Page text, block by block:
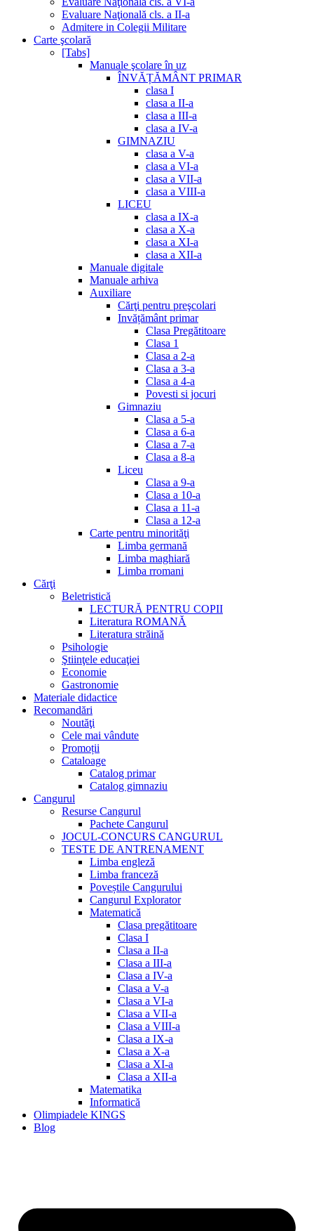
Evaluare Naţională cls. a II-a
Admitere in Colegii Militare
Carte şcolară
[Tabs]
Manuale şcolare în uz
ÎNVĂȚĂMÂNT PRIMAR
clasa I
clasa a II-a
clasa a III-a
clasa a IV-a
GIMNAZIU
clasa a V-a
clasa a VI-a
clasa a VII-a
clasa a VIII-a
LICEU
clasa a IX-a
clasa a X-a
clasa a XI-a
clasa a XII-a
Manuale digitale
Manuale arhiva
Auxiliare
Cărţi pentru preşcolari
Invățământ primar
Clasa Pregătitoare
Clasa 1
Clasa a 2-a
Clasa a 3-a
Clasa a 4-a
Povesti si jocuri
Gimnaziu
Clasa a 5-a
Clasa a 6-a
Clasa a 7-a
Clasa a 8-a
Liceu
Clasa a 9-a
Clasa a 10-a
Clasa a 11-a
Clasa a 12-a
Carte pentru minorităţi
Limba germană
Limba maghiară
Limba rromani
Cărţi
Beletristică
LECTURĂ PENTRU COPII
Literatura ROMANĂ
Literatura străină
Psihologie
Ştiinţele educaţiei
Economie
Gastronomie
Materiale didactice
Recomandări
Noutăţi
Cele mai vândute
Promoții
Cataloage
Catalog primar
Catalog gimnaziu
Cangurul
Resurse Cangurul
Pachete Cangurul
JOCUL-CONCURS CANGURUL
TESTE DE ANTRENAMENT
Limba engleză
Limba franceză
Poveștile Cangurului
Cangurul Explorator
Matematică
Clasa pregătitoare
Clasa I
Clasa a II-a
Clasa a III-a
Clasa a IV-a
Clasa a V-a
Clasa a VI-a
Clasa a VII-a
Clasa a VIII-a
Clasa a IX-a
Clasa a X-a
Clasa a XI-a
Clasa a XII-a
Matematika
Informatică
Olimpiadele KINGS
Blog